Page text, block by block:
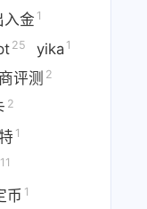
入金 1
25 yika 1
评测 2
2
1
11
币 1